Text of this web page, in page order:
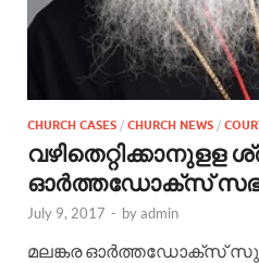
CHURCH CASES / CHURCH NEWS /
വഴിതെറ്റിക്കാനുളള
ഓര്‍ത്തഡോക്സ്
July 9, 2017 - byadmin
മലങ്കര ഓര്‍ത്തഡോക്സ്